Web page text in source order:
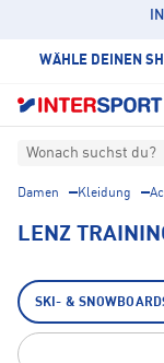
WÄHLE DEINEN
Wonach suchst du?
Damen Kleidung
LENZ
SKI- &